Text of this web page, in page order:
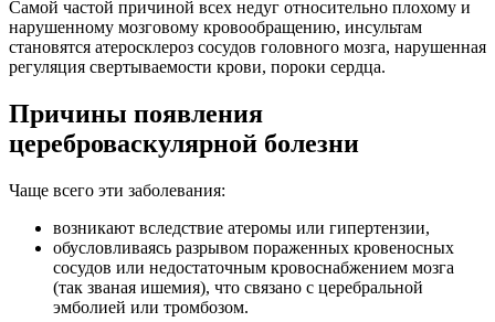
Самой частой причиной всех недуг относительно плохому и
нарушенному мозговому кровообращению, инсультам
становятся атеросклероз сосудов головного мозга, нарушенная
регуляция свертываемости крови, пороки сердца.
Причины появления
цереброваскулярной болезни
Чаще всего эти заболевания:
возникают вследствие атеромы или гипертензии,
обусловливаясь разрывом пораженных кровеносных
сосудов или недостаточным кровоснабжением мозга
(так званая ишемия), что связано с церебральной
эмболией или тромбозом.